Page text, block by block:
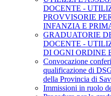
DOCENTE -
PROVVISORIE
INFANZIA E
GRADUATORIE
DOCENTE -
DI OGNI ORDINE
Convocazione
qualificazione di
della Provincia di
Immissioni in ruolo